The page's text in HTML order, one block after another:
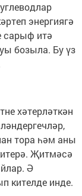
энергиягә
сарыф итә
бозыла. Бу үз
хәтерләткән
тора һәм аны
Җитмәсә
Ә
кителде инде.